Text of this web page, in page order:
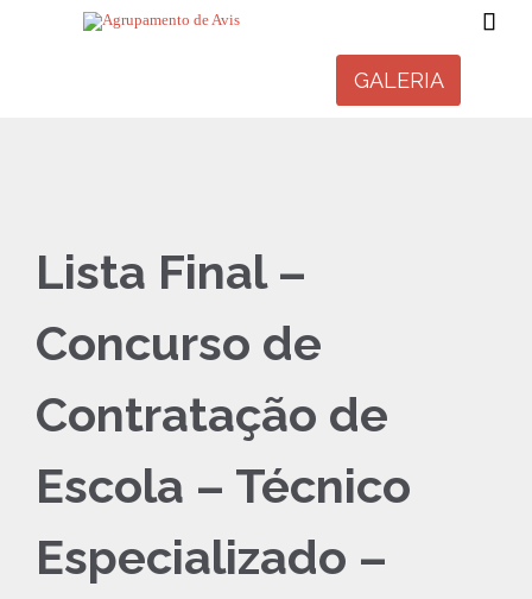

GALERIA
Lista Final –
Concurso de
Contratação de
Escola – Técnico
Especializado –